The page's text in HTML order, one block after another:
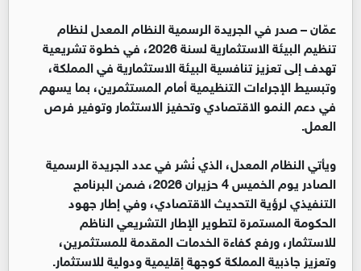
عمّان – صدر في الجريدة الرسمية النظام المعدل لنظام
تنظيم البيئة الاستثمارية لسنة 2026، في خطوة تشريعية
تهدف إلى تعزيز تنافسية البيئة الاستثمارية في المملكة،
وتبسيط الإجراءات التنظيمية أمام المستثمرين، بما يسهم
في دعم النمو الاقتصادي وتحفيز الاستثمار وتوفير فرص
العمل.
ويأتي النظام المعدل، الذي نُشر في عدد الجريدة الرسمية
الصادر يوم الخميس 4 حزيران 2026، ضمن البرنامج
التنفيذي لرؤية التحديث الاقتصادي، وفي إطار جهود
الحكومة المستمرة لتطوير الإطار التشريعي الناظم
للاستثمار، ورفع كفاءة الخدمات المقدمة للمستثمرين،
وتعزيز جاذبية المملكة كوجهة إقليمية ودولية للاستثمار.